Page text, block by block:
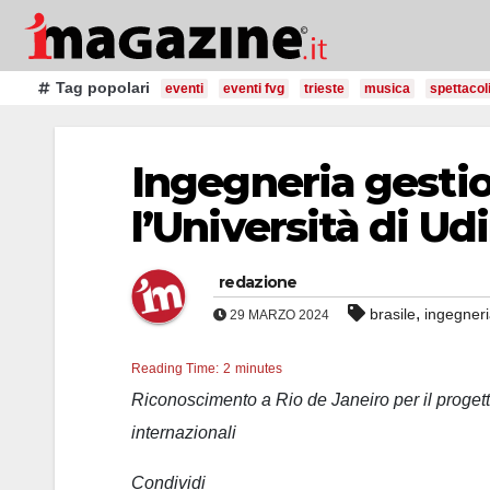
Salta
contenutoTag popolari eventi eventi fvg trieste musica spettacoli
Ingegneria
l’Università di
redazione
29 MARZO 2024 brasile,
Reading Time: 2 minutes
Riconoscimento a Rio de Janeiro per il
internazionali
Condividi